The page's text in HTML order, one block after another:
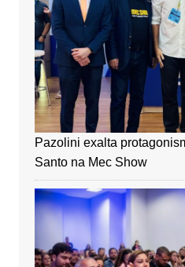
Pazolini exalta
Santo na Mec Show